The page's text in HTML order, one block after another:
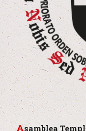
Asamblea